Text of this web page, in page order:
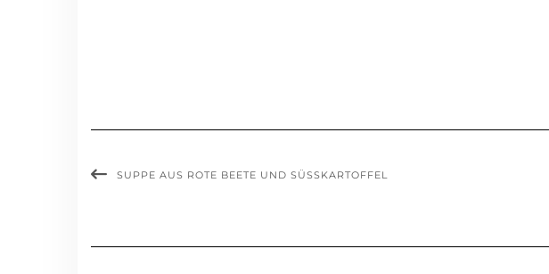
SUPPE AUS ROTE BEETE UND SÜSSKARTOFFEL